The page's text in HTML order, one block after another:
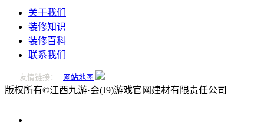
关于我们
装修知识
装修百科
联系我们
友情链接： 网站地图
版权所有©江西九游·会(J9)游戏官网建材有限责任公司